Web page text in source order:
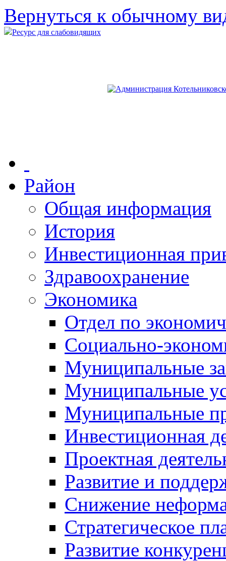
Вернуться к обычному
Ресурс для слабовидящих
Район
Общая информация
История
Инвестиционная
Здравоохранение
Экономика
Отдел по
Социально-
Муниципальные
Муниципальные
Муниципальные
Инвестиционная
Проектная
Развитие и
Снижение
Стратегическое
Развитие